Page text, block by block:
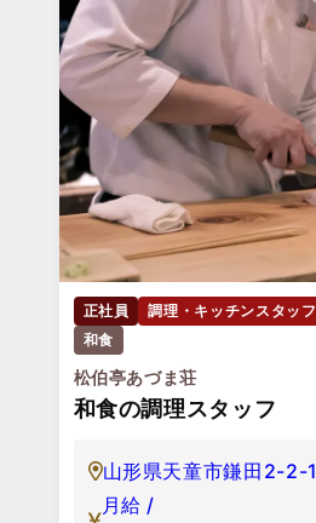
正社員 調理・キッチンスタッフ
和食
松伯亭あづま荘
和食の調理スタッフ
山形県天童市鎌田2-2-1
月給 /